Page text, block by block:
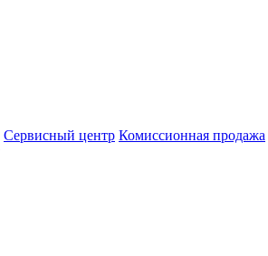
Сервисный центр Комиссионная продажа